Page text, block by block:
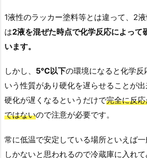
1液性のラッカー塗料等とは違って、2
は2液を混ぜた時点で化学反応によって
います。
しかし、 5℃以下の環境になると化学反
いう性質があり硬化を遅らせることが出
硬化が遅くなるというだけで完全に反
ではないので注意が必要です。
常に低温で安定している場所といえば
しかないと思われるので冷蔵庫に入れ